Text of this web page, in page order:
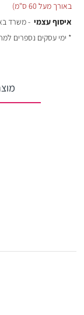
באורך מעל 60 ס"מ)
איסוף עצמי - משרד באר
* ימי עסקים נספרים